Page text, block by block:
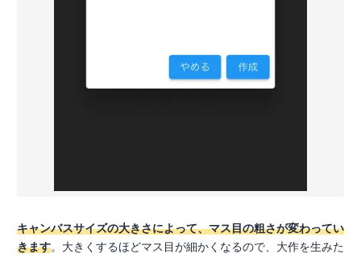
キャンバスサイズの大きさによって、マス目の粗さが変わってい
きます。大きくするほどマス目が細かくなるので、大作を生みた